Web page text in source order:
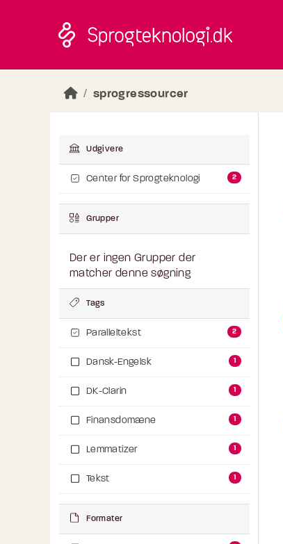
sprogressourcer
Udgivere
Center for Sprogteknologi 2
Grupper
Der er ingen Grupper der
matcher denne søgning
Tags
Paralleltekst 2
Dansk-Engelsk 1
DK-Clarin 1
Finansdomæne 1
Lemmatizer 1
Tekst 1
Formater